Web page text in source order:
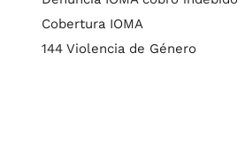
Cobertura IOMA
144 Violencia de Género